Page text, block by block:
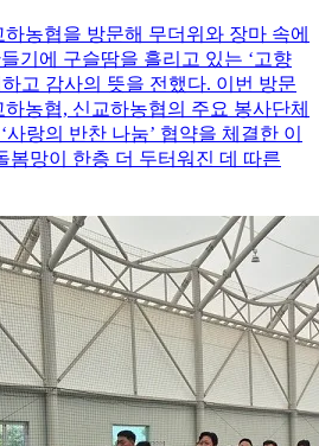
농협을 방문해 무더위와 장마 속에
기에 구슬땀을 흘리고 있는 ‘고향
고 감사의 뜻을 전했다. 이번 방문
농협, 신교하농협의 주요 봉사단체
랑의 반찬 나눔’ 협약을 체결한 이
봄망이 한층 더 두터워진 데 따른